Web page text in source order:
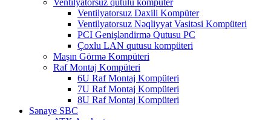
Ventilyatorsuz qutulu kompüter
Ventilyatorsuz Daxili Kompüter
Ventilyatorsuz Nəqliyyat Vasitəsi Kompüteri
PCI Genişləndirmə Qutusu PC
Çoxlu LAN qutusu kompüteri
Maşın Görmə Kompüteri
Raf Montaj Kompüteri
6U Raf Montaj Kompüteri
7U Raf Montaj Kompüteri
8U Raf Montaj Kompüteri
Sənaye SBC